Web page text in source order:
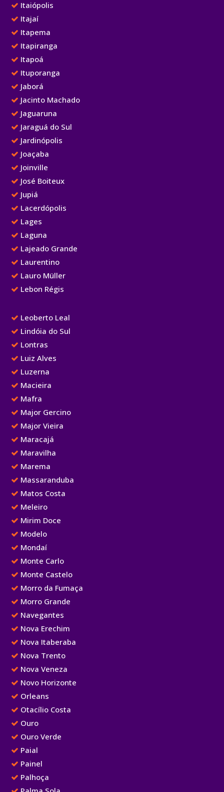
Itaiópolis
Itajaí
Itapema
Itapiranga
Itapoá
Ituporanga
Jaborá
Jacinto Machado
Jaguaruna
Jaraguá do Sul
Jardinópolis
Joaçaba
Joinville
José Boiteux
Jupiá
Lacerdópolis
Lages
Laguna
Lajeado Grande
Laurentino
Lauro Müller
Lebon Régis
Leoberto Leal
Lindóia do Sul
Lontras
Luiz Alves
Luzerna
Macieira
Mafra
Major Gercino
Major Vieira
Maracajá
Maravilha
Marema
Massaranduba
Matos Costa
Meleiro
Mirim Doce
Modelo
Mondaí
Monte Carlo
Monte Castelo
Morro da Fumaça
Morro Grande
Navegantes
Nova Erechim
Nova Itaberaba
Nova Trento
Nova Veneza
Novo Horizonte
Orleans
Otacílio Costa
Ouro
Ouro Verde
Paial
Painel
Palhoça